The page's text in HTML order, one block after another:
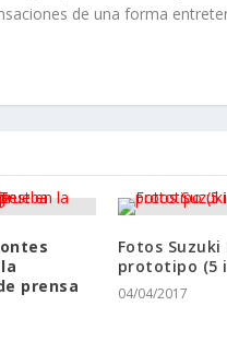
de una forma
prensa
Fotos
prototipo (5
04/04/2017